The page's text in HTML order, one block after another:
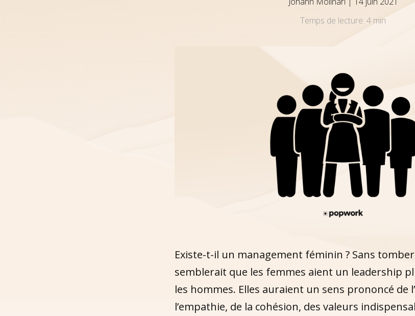
Temps de lecture: 4 min
Existe-t-il un management féminin ? Sans
semblerait que les femmes aient un leadership
les hommes. Elles auraient un sens prononcé de
l’empathie, de la cohésion, des valeurs